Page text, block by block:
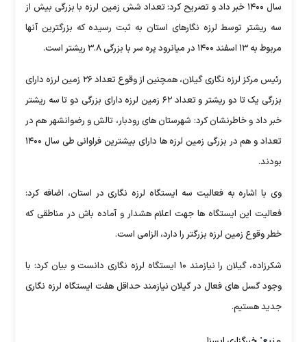
سال ۱۴۰۰ خبر داد و تصریح کرد: تعداد شش زمین لرزه با بزرگی بیش از
سه ریشتر توسط لرزه نگارهای استان به ثبت رسیده که بزرگترین آنها
مربوط به ۱۳ اسفند ۱۴۰۰ در میانرود پره سر با بزرگی ۳.۸ ریشتر است.
رئیس مرکز لرزه نگاری گیلان، همچنین از وقوع تعداد ۲۶ زمین لرزه دارای
بزرگی یک تا دو ریشتر و تعداد ۶۲ زمین لرزه دارای بزرگی دو تا سه ریشتر
خبر داد و خاطرنشان کرد: شهرستان های رودبار، تالش و رضوانشهر هم در
تعداد و هم در بزرگی زمین لرزه ها دارای بیشترین فراوانی طی سال ۱۴۰۰
بودند.
وی با اشاره به فعالیت سه ایستگاه لرزه نگاری در استان، اضافه کرد:
فعالیت این ایستگاه ها جهت اعلام هشدار و آماده باش در مناطقی که
خطر وقوع زمین لرزه بزرگتر را دارد، الزامی است.
شکرزاده، گیلان را نیازمند ۱۰ ایستگاه لرزه نگاری دانست و بیان کرد: با
وجود گسل های فعال در گیلان نیازمند حداقل هفت ایستگاه لرزه نگاری
جدید هستیم.